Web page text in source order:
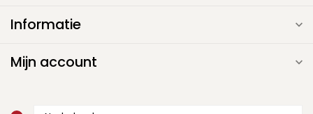
Informatie
Mijn account